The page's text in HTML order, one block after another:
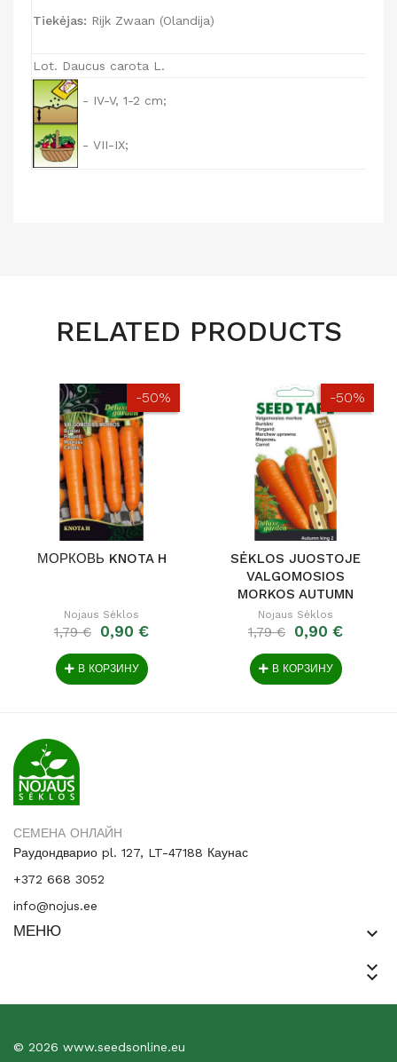
Tiekėjas: Rijk Zwaan (Olandija)
Lot. Daucus carota L.
- IV-V, 1-2 cm;
- VII-IX;
RELATED PRODUCTS
-50%
МОРКОВЬ KNOTA H
Nojaus Sėklos
1,79 € 0,90 €
В КОРЗИНУ
-50%
SĖKLOS JUOSTOJE
VALGOMOSIOS
MORKOS AUTUMN
KING 2
Nojaus Sėklos
1,79 € 0,90 €
В КОРЗИНУ
СЕМЕНА ОНЛАЙН
Раудондварио pl. 127, LT-47188 Каунас
+372 668 3052
info@nojus.ee
МЕНЮ
keyboard_arrow_down
keyboard_arrow_down
keyboard_arrow_down
© 2026 www.seedsonline.eu